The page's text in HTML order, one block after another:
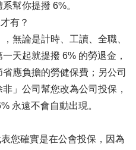
幫你提撥 6%。
有？
無論是計時、工讀、全職、
天起就提撥 6% 的勞退金，
應負擔的勞健保費；另公司
」公司幫您改為公司投保，
永遠不會自動出現。
您確實是在公會投保，因為